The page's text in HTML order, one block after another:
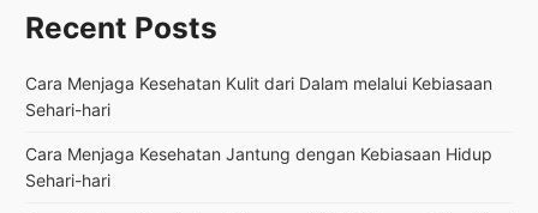
Recent Posts
Cara Menjaga Kesehatan Kulit dari Dalam melalui Kebiasaan
Sehari-hari
Cara Menjaga Kesehatan Jantung dengan Kebiasaan Hidup
Sehari-hari